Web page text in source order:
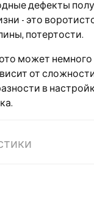
дефекты
- это
потертости.
может немного
от
в